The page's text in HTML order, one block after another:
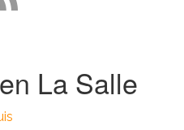
La Salle